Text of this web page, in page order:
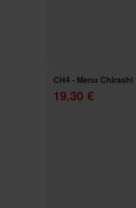
CH4 - Menu Chirashi
19.30 €